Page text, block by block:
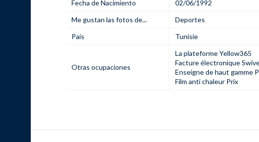
Fecha de Nacimiento
02/06/1992
Me gustan las fotos de...
Deportes
Pais
Tunisie
Otras ocupaciones
La plateforme Yellow365
Facture électronique
Enseigne de haut gamme
Film anti chaleur Prix